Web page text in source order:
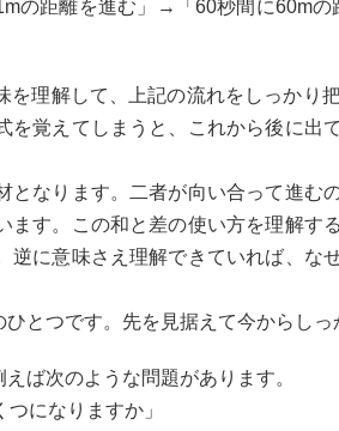
の距離を進む」→「60秒間に60m
を理解して、上記の流れをしっか
覚えてしまうと、これから後に出
なります。二者が向い合って進む
す。この和と差の使い方を理解す
に意味さえ理解できていれば、な
とつです。先を見据えて今からしっ
ば次のような問題があります。
になりますか」